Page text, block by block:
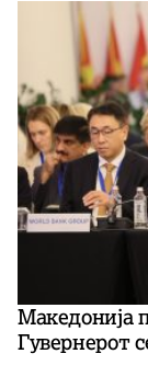
Македонија
Гувернерот